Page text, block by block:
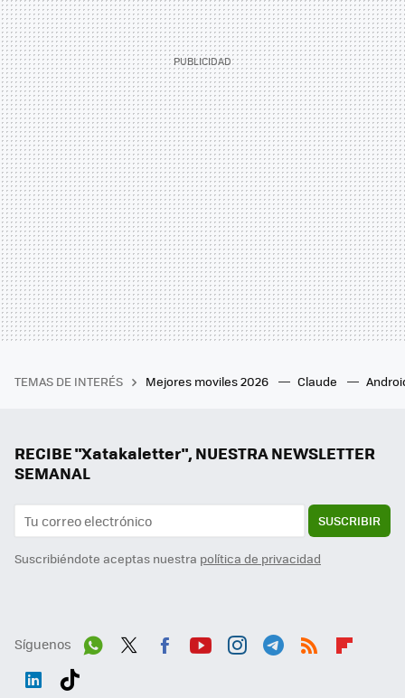
TEMAS DE INTERÉS Mejores moviles 2026 Claude
RECIBE "Xatakaletter", NUESTRA NEWSLETTER
SEMANAL
SUSCRIBIR
Suscribiéndote aceptas nuestra política de privacidad
Síguenos